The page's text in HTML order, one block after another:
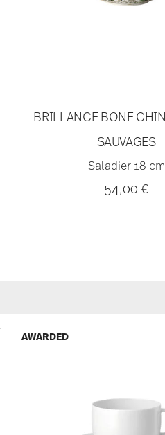
BRILLANCE BONE
SAUVAGES
Saladier 18 cm
54,00 €
AWARDED